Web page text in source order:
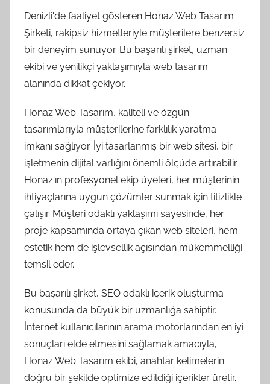
Denizli'de faaliyet gösteren Honaz Web Tasarım
Şirketi, rakipsiz hizmetleriyle müşterilere benzersiz
bir deneyim sunuyor. Bu başarılı şirket, uzman
ekibi ve yenilikçi yaklaşımıyla web tasarım
alanında dikkat çekiyor.
Honaz Web Tasarım, kaliteli ve özgün
tasarımlarıyla müşterilerine farklılık yaratma
imkanı sağlıyor. İyi tasarlanmış bir web sitesi, bir
işletmenin dijital varlığını önemli ölçüde artırabilir.
Honaz'ın profesyonel ekip üyeleri, her müşterinin
ihtiyaçlarına uygun çözümler sunmak için titizlikle
çalışır. Müşteri odaklı yaklaşımı sayesinde, her
proje kapsamında ortaya çıkan web siteleri, hem
estetik hem de işlevsellik açısından mükemmelliği
temsil eder.
Bu başarılı şirket, SEO odaklı içerik oluşturma
konusunda da büyük bir uzmanlığa sahiptir.
İnternet kullanıcılarının arama motorlarından en iyi
sonuçları elde etmesini sağlamak amacıyla,
Honaz Web Tasarım ekibi, anahtar kelimelerin
doğru bir şekilde optimize edildiği içerikler üretir.